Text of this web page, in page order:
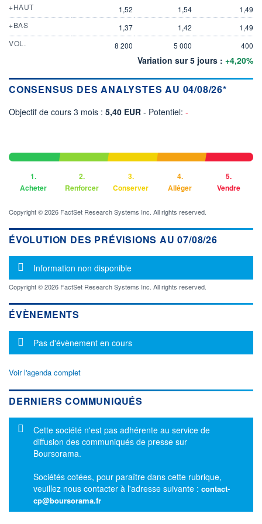
+HAUT
1,52 1,54
1,49
+BAS
1,37 1,42
1,49
VOL.
8 200 5 000 400
Variation sur 5 jours : +4,20%
CONSENSUS DES ANALYSTES AU 04/08/26*
Objectif de cours 3 mois : 5,40 EUR - Potentiel: -
1.
Acheter
2.
Renforcer
3.
Conserver
4.
Alléger
5.
Vendre
Copyright © 2026 FactSet Research Systems Inc. All rights reserved.
ÉVOLUTION DES PRÉVISIONS AU 07/08/26
Message d'information
Information non disponible
Copyright © 2026 FactSet Research Systems Inc. All rights reserved.
ÉVÈNEMENTS
Message d'information
Pas d'évènement en cours
Voir l'agenda complet
DERNIERS COMMUNIQUÉS
Message d'information
Cette société n'est pas adhérente au service de
diffusion des communiqués de presse sur
Boursorama.
Sociétés cotées, pour paraître dans cette rubrique,
veuillez nous contacter à l'adresse suivante : contact-
cp@boursorama.fr